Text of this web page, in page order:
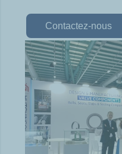
Contactez-nous